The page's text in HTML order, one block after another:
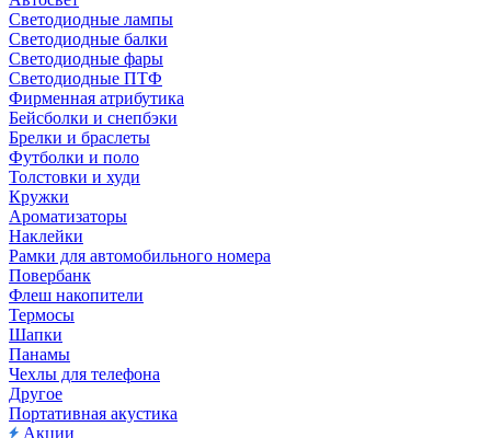
Светодиодные лампы
Светодиодные балки
Светодиодные фары
Светодиодные ПТФ
Фирменная атрибутика
Бейсболки и снепбэки
Брелки и браслеты
Футболки и поло
Толстовки и худи
Кружки
Ароматизаторы
Наклейки
Рамки для автомобильного номера
Повербанк
Флеш накопители
Термосы
Шапки
Панамы
Чехлы для телефона
Другое
Портативная акустика
Акции